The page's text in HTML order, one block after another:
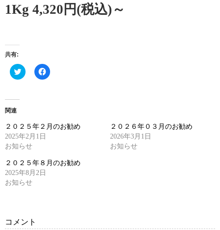
1Kg 4,320円(税込)～
共有:
ク
リ
有
(新
し
い
ィ
ン
ド
ウ
で
Facebook
で
ク
リ
く
だ
関連
２０２５年２月のお勧め
2025年2月1日
お知らせ
２０２６年０３月のお勧め
2026年3月1日
お知らせ
２０２５年８月のお勧め
2025年8月2日
お知らせ
コメント